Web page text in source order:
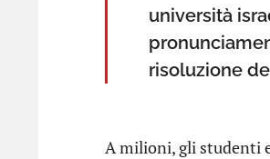
università
risoluzione
A milioni, gli studenti